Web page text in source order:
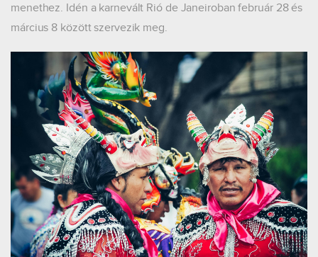
menethez. Idén a karnevált Rió de Janeiroban február 28 és
március 8 között szervezik meg.